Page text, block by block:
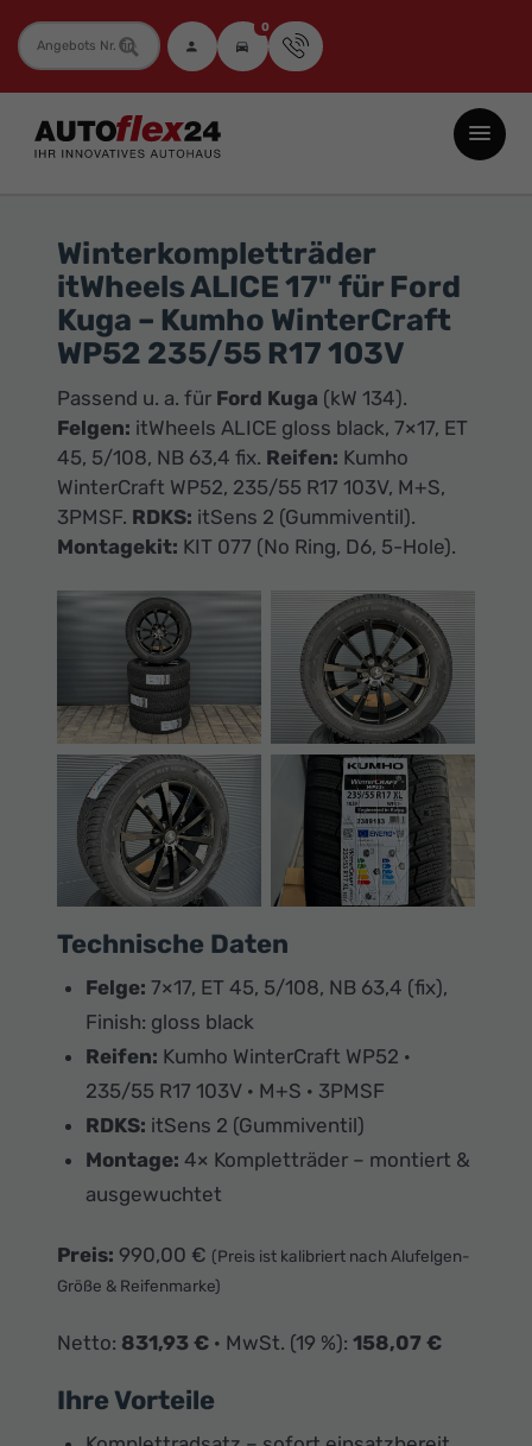
Fahrzeugnummer 0
Autoflex24
GmbH
Neuwagen
Jahreswagen
und
Gebrauchtwagen
Top-
Preisen
Autohaus
Winterkompletträder
itWheels ALICE 17" für Ford
Kuga – Kumho WinterCraft
WP52 235/55 R17 103V
Passend u. a. für Ford Kuga (kW 134).
Felgen: itWheels ALICE gloss black, 7×17, ET
45, 5/108, NB 63,4 fix. Reifen: Kumho
WinterCraft WP52, 235/55 R17 103V, M+S,
3PMSF. RDKS: itSens 2 (Gummiventil).
Montagekit: KIT 077 (No Ring, D6, 5-Hole).
Technische Daten
Felge: 7×17, ET 45, 5/108, NB 63,4 (fix),
Finish: gloss black
Reifen: Kumho WinterCraft WP52 ·
235/55 R17 103V · M+S · 3PMSF
RDKS: itSens 2 (Gummiventil)
Montage: 4× Kompletträder – montiert &
ausgewuchtet
Preis: 990,00 € (Preis ist kalibriert nach Alufelgen-
Größe & Reifenmarke)
Netto: 831,93 € · MwSt. (19 %): 158,07 €
Ihre Vorteile